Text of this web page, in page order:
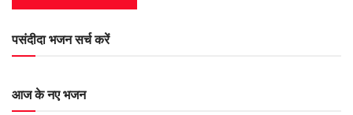
पसंदीदा भजन सर्च करें
आज के नए भजन